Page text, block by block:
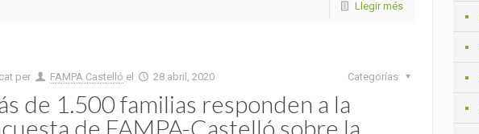
Llegir més
per FAMPA Castelló el 28 abril, 2020 Categorías
de 1.500 familias responden a la
de FAMPA-Castelló sobre la